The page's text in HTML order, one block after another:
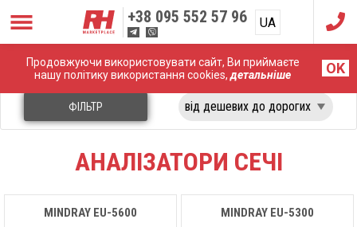
Продовжуючи використовувати сайт, Ви приймаєте
нашу політику використання cookies,детальніше OK
+38 095 552 57 96 UA
RU
Головна Лабораторне обладнання Аналізатори Сечі
ФІЛЬТР
АНАЛІЗАТОРИ СЕЧІ
MINDRAY EU-5600 MINDRAY EU-5300